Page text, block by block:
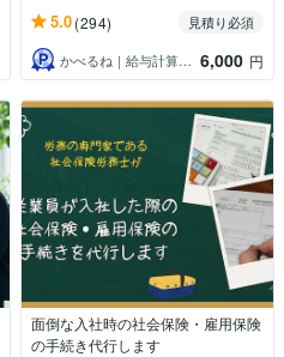
5.0(294)
見積り必須
かべるね｜給与計算代行（相談可・安心）
6,000 円
面倒な入社時の社会保険・雇用保険
の手続き代行します